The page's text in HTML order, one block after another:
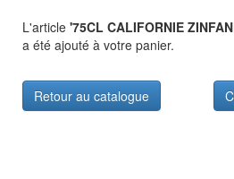
L'article '75CL CALIFORNIE
a été ajouté à votre panier.
Retour au catalogue